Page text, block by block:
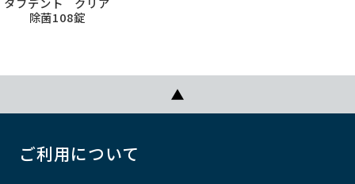
除菌108錠
ご利用について